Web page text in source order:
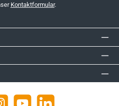
Kontaktformular.